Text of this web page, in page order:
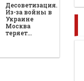
Десоветизация.
Из-за войны в
Украине
Москва
теряет…